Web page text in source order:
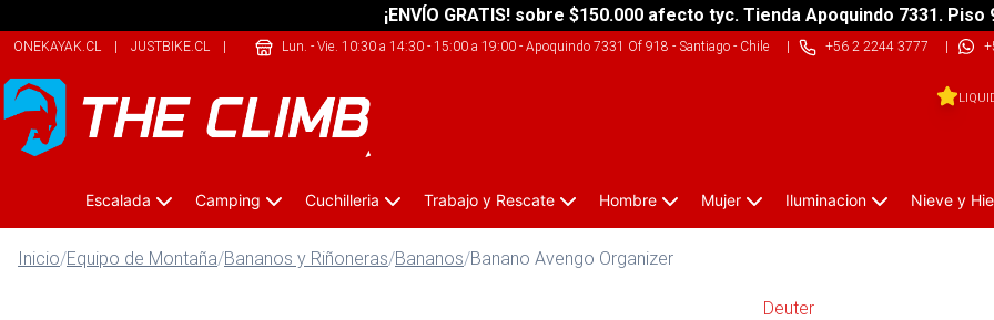
¡ENVÍO GRATIS! sobre $150.000 afecto tyc. Tienda Apoquindo 7331. Piso
ONEKAYAK.CL | JUSTBIKE.CL | SHERPALIFE.COM.AR
Lun. - Vie. 10:30 a 14:30 - 15:00 a 19:00- Apoquindo 7331 Of 918 - Santiago - Chile| +56 2 2244 3777 |
Escalada Camping Cuchilleria Trabajo y Rescate Hombre Mujer Iluminacion Nieve y
Inicio/Equipo de Montaña/Bananos y Riñoneras/Bananos/Banano Avengo Organizer
Deuter